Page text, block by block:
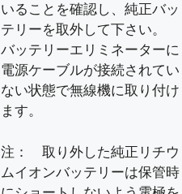
いることを確認し、純正バッ
テリーを取外して下さい。
バッテリーエリミネーターに
電源ケーブルが接続されてい
ない状態で無線機に取り付け
ます。
注： 取り外した純正リチウ
ムイオンバッテリーは保管時